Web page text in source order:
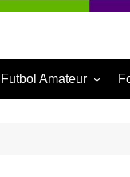
Futbol Amateur